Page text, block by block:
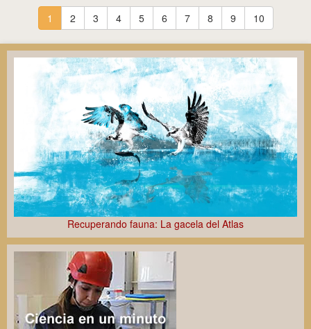
1 2 3 4 5 6 7 8 9 10
Recuperando fauna: La gacela del Atlas